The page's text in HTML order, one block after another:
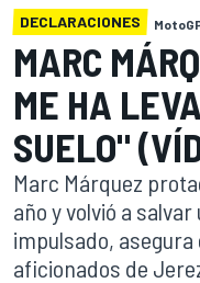
DECLARACIONES
MARC
ME HA
SUELO"
Marc Márquez
año y volvió a
impulsado, asegura
aficionados de